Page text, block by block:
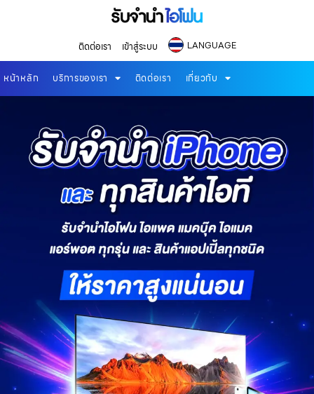
ติดต่อเรา เข้าสู่ระบบ LANGUAGE
หน้าหลัก บริการของเรา ติดต่อเรา เกี่ยวกับ